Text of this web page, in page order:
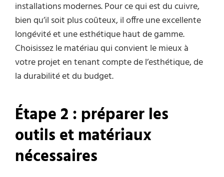
installations modernes. Pour ce qui est du cuivre,
bien qu’il soit plus coûteux, il offre une excellente
longévité et une esthétique haut de gamme.
Choisissez le matériau qui convient le mieux à
votre projet en tenant compte de l’esthétique, de
la durabilité et du budget.
Étape 2 : préparer les
outils et matériaux
nécessaires